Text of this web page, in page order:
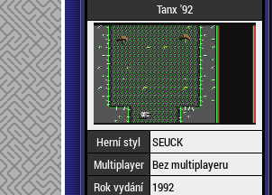
Tanx '92
Herní styl
SEUCK
Multiplayer Bez multiplayeru
Rok vydání
1992